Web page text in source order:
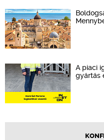
A piaci
gyártás